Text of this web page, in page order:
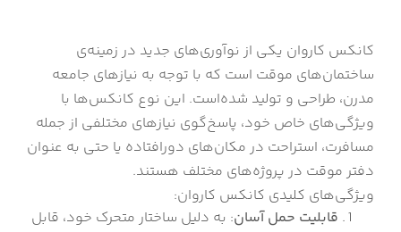
کانکس کاروان یکی از نوآوری‌های جدید در زمینه‌ی
ساختمان‌های موقت است که با توجه به نیازهای جامعه
مدرن، طراحی و تولید شده‌است. این نوع کانکس‌ها با
ویژگی‌های خاص خود، پاسخ‌گوی نیازهای مختلفی از جمله
مسافرت، استراحت در مکان‌های دورافتاده یا حتی به عنوان
دفتر موقت در پروژه‌های مختلف هستند.
ویژگی‌های کلیدی کانکس کاروان:
قابلیت حمل آسان: به دلیل ساختار متحرک خود، قابل